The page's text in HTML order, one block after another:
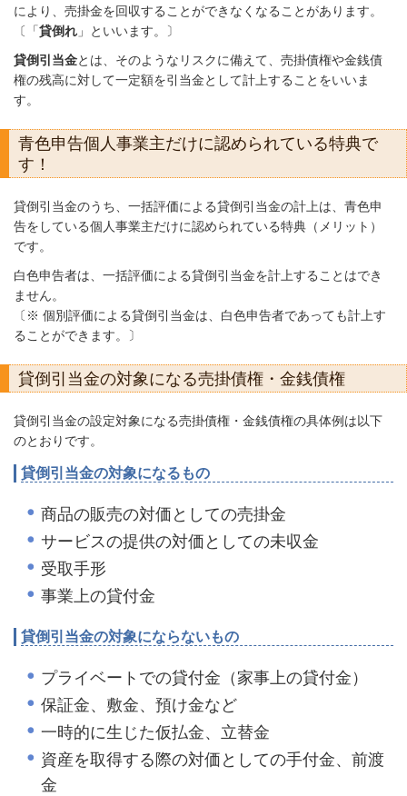
により、売掛金を回収することができなくなることがあります。
〔「貸倒れ 」といいます。〕
貸倒引当金とは、そのようなリスクに備えて、売掛債権や金銭債
権の残高に対して一定額を引当金として計上することをいいま
す。
青色申告個人事業主だけに認められている特典で
す！
貸倒引当金のうち、一括評価による貸倒引当金の計上は、青色申
告をしている個人事業主だけに認められている特典（メリット）
です。
白色申告者は、一括評価による貸倒引当金を計上することはでき
ません。
〔※ 個別評価による貸倒引当金は、白色申告者であっても計上す
ることができます。〕
貸倒引当金の対象になる売掛債権・金銭債権
貸倒引当金の設定対象になる売掛債権・金銭債権の具体例は以下
のとおりです。
貸倒引当金の対象になるもの
商品の販売の対価としての売掛金
サービスの提供の対価としての未収金
受取手形
事業上の貸付金
貸倒引当金の対象にならないもの
プライベートでの貸付金（家事上の貸付金）
保証金、敷金、預け金など
一時的に生じた仮払金、立替金
資産を取得する際の対価としての手付金、前渡
金